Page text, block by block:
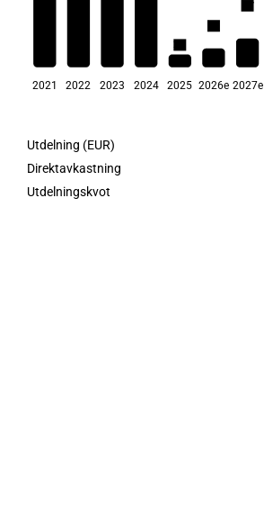
2,7
7,7
2021 2022 2023 2024 2025 2026e 2027e
Utdelning (EUR)
Direktavkastning
Utdelningskvot